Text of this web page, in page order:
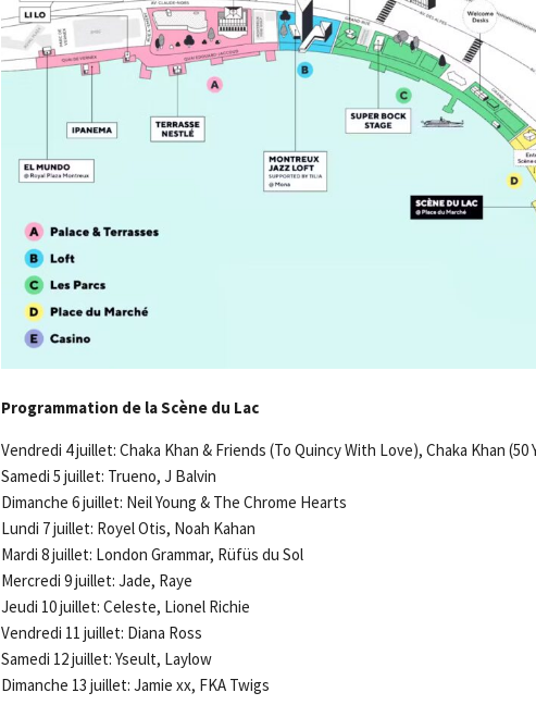
Programmation de la Scène du Lac
Vendredi 4 juillet: Chaka Khan & Friends (To Quincy With Love), Chaka Khan (50
Samedi 5 juillet: Trueno, J Balvin
Dimanche 6 juillet: Neil Young & The Chrome Hearts
Lundi 7 juillet: Royel Otis, Noah Kahan
Mardi 8 juillet: London Grammar, Rüfüs du Sol
Mercredi 9 juillet: Jade, Raye
Jeudi 10 juillet: Celeste, Lionel Richie
Vendredi 11 juillet: Diana Ross
Samedi 12 juillet: Yseult, Laylow
Dimanche 13 juillet: Jamie xx, FKA Twigs